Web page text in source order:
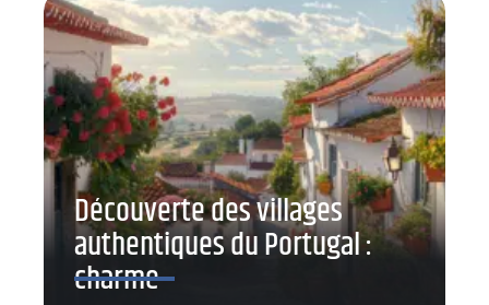
Découverte des villages
authentiques du Portugal :
charme